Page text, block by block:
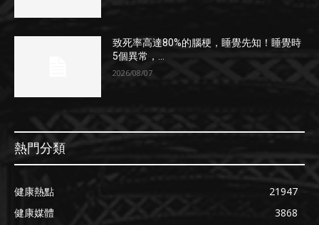
致死率高達80%的腦梗，睡覺先知！睡覺時
5個異常，...
2026/08/07
熱門分類
健康熱點
21947
健康媒體
3868